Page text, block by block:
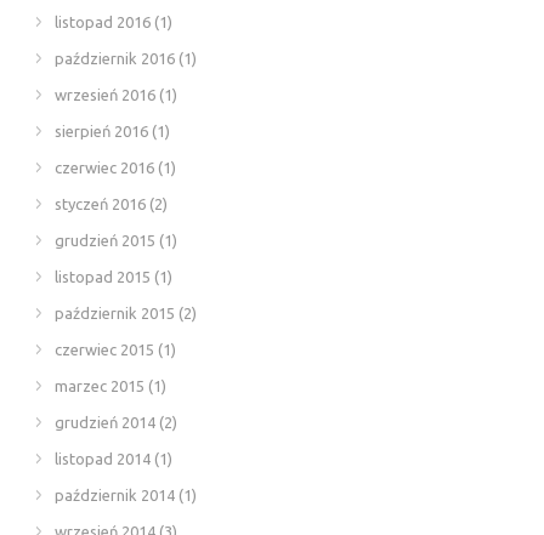
listopad 2016 (1)
październik 2016 (1)
wrzesień 2016 (1)
sierpień 2016 (1)
czerwiec 2016 (1)
styczeń 2016 (2)
grudzień 2015 (1)
listopad 2015 (1)
październik 2015 (2)
czerwiec 2015 (1)
marzec 2015 (1)
grudzień 2014 (2)
listopad 2014 (1)
październik 2014 (1)
wrzesień 2014 (3)